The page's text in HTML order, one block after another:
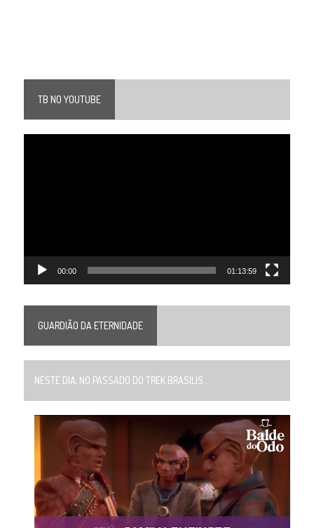
TB NO YOUTUBE
00:00 01:13:59
GUARDIÃO DA ETERNIDADE
NESTE DIA, NO PASSADO DO TREK BRASILIS...